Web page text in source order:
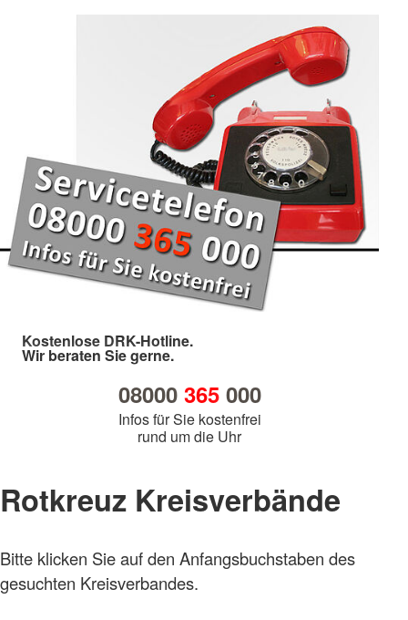
Kostenlose DRK-Hotline.
Wir beraten Sie gerne.
08000 365000
Infos für Sie kostenfrei
rund um die Uhr
Rotkreuz Kreisverbände
Bitte klicken Sie auf den Anfangsbuchstaben des
gesuchten Kreisverbandes.